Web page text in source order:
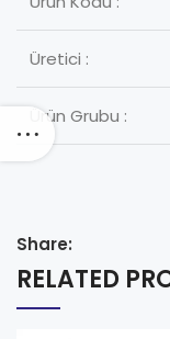
Üretici :
Ürün Grubu :
Share:
RELATED